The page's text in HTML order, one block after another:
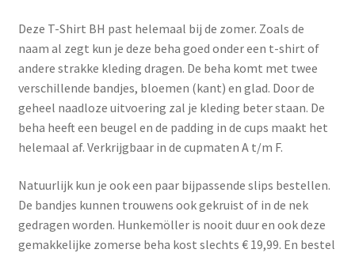
Stimulatie, vibrators
Verzorgingsproducten
Wasbaar maandverband
Wasbare zoogcompressen
Oefenbroekjes – zindelijkheidstraining
Yoni eggs
Deze T-Shirt BH past helemaal bij de zomer. Zoals de
naam al zegt kun je deze beha goed onder een t-shirt of
andere strakke kleding dragen. De beha komt met twee
verschillende bandjes, bloemen (kant) en glad. Door de
geheel naadloze uitvoering zal je kleding beter staan. De
beha heeft een beugel en de padding in de cups maakt het
helemaal af. Verkrijgbaar in de cupmaten A t/m F.
Natuurlijk kun je ook een paar bijpassende slips bestellen.
De bandjes kunnen trouwens ook gekruist of in de nek
gedragen worden. Hunkemöller is nooit duur en ook deze
gemakkelijke zomerse beha kost slechts € 19,99. En bestel